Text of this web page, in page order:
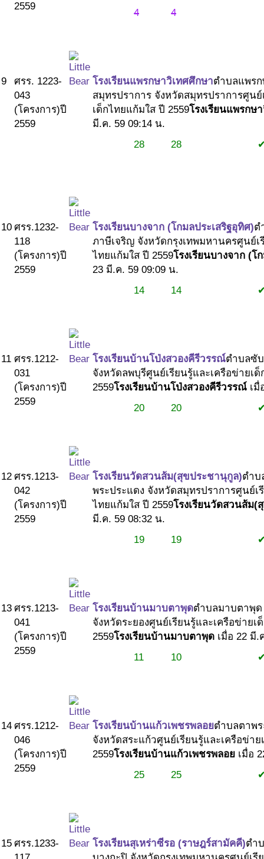
2559
4
4
9
ศรร. 1223-
043
(โครงการ)ปี
2559
โรงเรียนแพรกษาวิเทศศึกษาตำบลแพรก
สมุทรปราการ จังหวัดสมุทรปราการศูนย์
เด็กไทยแก้มใส ปี 2559โรงเรียนแพรกษ
มี.ค. 59 09:14 น.
28
28
10 ศรร.1232-
118
(โครงการ)ปี
2559
โรงเรียนบางจาก (โกมลประเสริฐอุทิศ)ต
ภาษีเจริญ จังหวัดกรุงเทพมหานครศูนย์เ
ไทยแก้มใส ปี 2559โรงเรียนบางจาก (โ
23 มี.ค. 59 09:09 น.
14
14
11 ศรร.1212-
031
(โครงการ)ปี
2559
โรงเรียนบ้านโป่งสวองคีรีวรรณ์ตำบลซั
จังหวัดลพบุรีศูนย์เรียนรู้และเครือข่ายเ
2559โรงเรียนบ้านโป่งสวองคีรีวรรณ์ เมื่
20
20
12 ศรร.1213-
042
(โครงการ)ปี
2559
โรงเรียนวัดสวนส้ม(สุขประชานุกูล)ตำบ
พระประแดง จังหวัดสมุทรปราการศูนย์เ
ไทยแก้มใส ปี 2559โรงเรียนวัดสวนส้ม(
มี.ค. 59 08:32 น.
19
19
13 ศรร.1213-
041
(โครงการ)ปี
2559
โรงเรียนบ้านมาบตาพุดตำบลมาบตาพุด
จังหวัดระยองศูนย์เรียนรู้และเครือข่ายเ
2559โรงเรียนบ้านมาบตาพุด เมื่อ 22 มี.
11
10
14 ศรร.1212-
046
(โครงการ)ปี
2559
โรงเรียนบ้านแก้วเพชรพลอยตำบลตาพ
จังหวัดสระแก้วศูนย์เรียนรู้และเครือข่า
2559โรงเรียนบ้านแก้วเพชรพลอย เมื่อ
25
25
15 ศรร.1233-
โรงเรียนสุเหร่าซีรอ (ราษฎร์สามัคคี)ตำ